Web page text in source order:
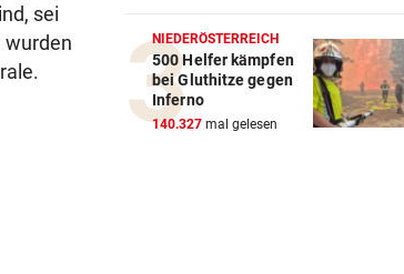
sei
wurden
NIEDERÖSTERREICH
500 Helfer kämpfen
bei Gluthitze gegen
Inferno
140.327 mal gelesen